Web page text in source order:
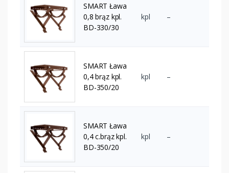
SMART Ława
0,8 brąz kpl.
BD-330/30
kpl –
SMART Ława
0,4 brąz kpl.
BD-350/20
kpl –
SMART Ława
0,4 c.brąz kpl.
BD-350/20
kpl –